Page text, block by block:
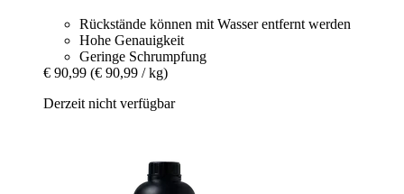
Rückstände können mit Wasser entfernt werden
Hohe Genauigkeit
Geringe Schrumpfung
€ 90,99 (€ 90,99 / kg)
Derzeit nicht verfügbar